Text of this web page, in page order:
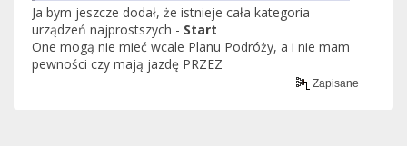
Ja bym jeszcze dodał, że istnieje cała kategoria
urządzeń najprostszych - Start
One mogą nie mieć wcale Planu Podróży, a i nie mam
pewności czy mają jazdę PRZEZ
Zapisane